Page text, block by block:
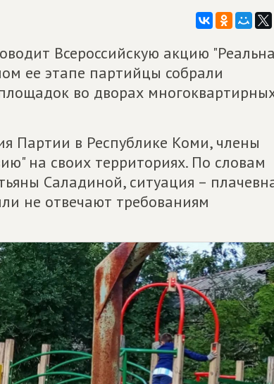
Всероссийскую акцию
ее этапе партийцы собрали
во дворах
Партии в Республике Коми, члены
на своих территориях. По словам
Саладиной, ситуация –
не отвечают требованиям